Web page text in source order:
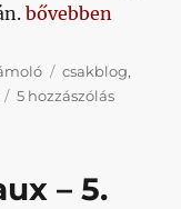
„Csakblog
bővebben
Címke
csakblog,
5 hozzászólásCsakblog
– 5.